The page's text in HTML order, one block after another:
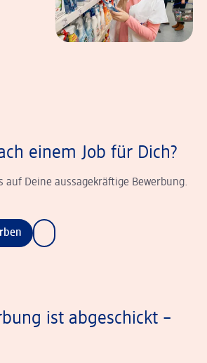
einem Job für Dich?
auf Deine aussagekräftige Bewerbung.
ist abgeschickt –